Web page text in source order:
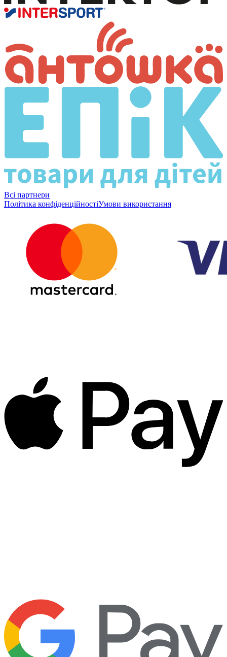
Всі партнери
Політика конфіденційностіУмови використання